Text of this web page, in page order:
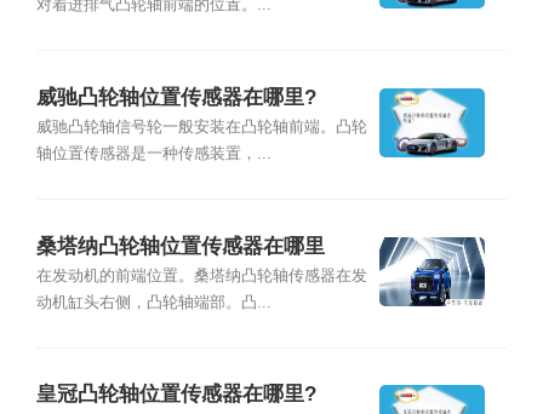
对着进排气凸轮轴前端的位置。...
威驰凸轮轴位置传感器在哪里?
威驰凸轮轴信号轮一般安装在凸轮轴前端。凸轮
轴位置传感器是一种传感装置，...
桑塔纳凸轮轴位置传感器在哪里
在发动机的前端位置。桑塔纳凸轮轴传感器在发
动机缸头右侧，凸轮轴端部。凸...
皇冠凸轮轴位置传感器在哪里?